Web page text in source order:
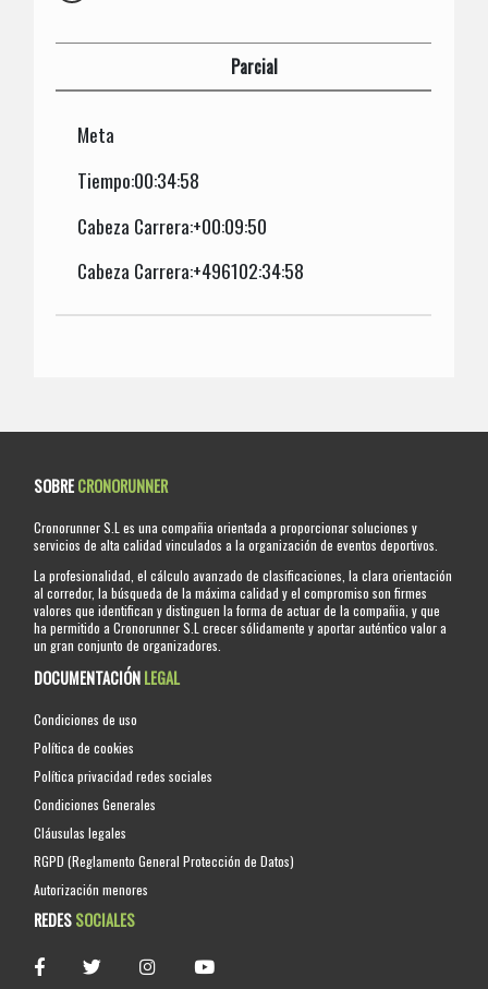
Parcial
Meta
Tiempo:00:34:58
Cabeza Carrera:+00:09:50
Cabeza Carrera:+496102:34:58
SOBRECRONORUNNER
Cronorunner S.L es una compañia orientada a proporcionar soluciones y
servicios de alta calidad vinculados a la organización de eventos deportivos.
La profesionalidad, el cálculo avanzado de clasificaciones, la clara orientación
al corredor, la búsqueda de la máxima calidad y el compromiso son firmes
valores que identifican y distinguen la forma de actuar de la compañia, y que
ha permitido a Cronorunner S.L crecer sólidamente y aportar auténtico valor a
un gran conjunto de organizadores.
DOCUMENTACIÓNLEGAL
Condiciones de uso
Política de cookies
Política privacidad redes sociales
Condiciones Generales
Cláusulas legales
RGPD (Reglamento General Protección de Datos)
Autorización menores
REDESSOCIALES